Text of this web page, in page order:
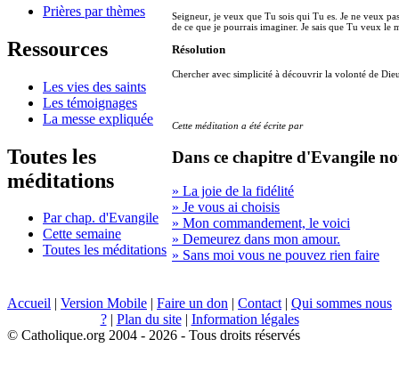
Prières par thèmes
Ressources
Les vies des saints
Les témoignages
La messe expliquée
Toutes les
méditations
Par chap. d'Evangile
Cette semaine
Toutes les méditations
Seigneur, je veux que Tu sois qui Tu es. Je ne veux
de ce que je pourrais imaginer. Je sais que Tu veux le
Résolution
Chercher avec simplicité à découvrir la volonté de
Cette méditation a été écrite par
Dans ce chapitre d'Evangile
» La joie de la fidélité
» Je vous ai choisis
» Mon commandement, le voici
» Demeurez dans mon amour.
» Sans moi vous ne pouvez rien faire
Accueil | Version Mobile | Faire un don | Contact | Qui sommes nous
?| Plan du site| Information légales
© Catholique.org 2004 - 2026 - Tous droits réservés